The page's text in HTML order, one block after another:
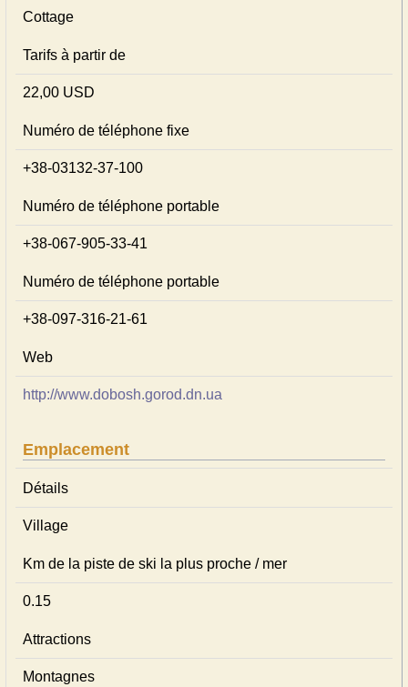
Cottage
Tarifs à partir de
22,00 USD
Numéro de téléphone fixe
+38-03132-37-100
Numéro de téléphone portable
+38-067-905-33-41
Numéro de téléphone portable
+38-097-316-21-61
Web
http://www.dobosh.gorod.dn.ua
Emplacement
Détails
Village
Km de la piste de ski la plus proche / mer
0.15
Attractions
Montagnes